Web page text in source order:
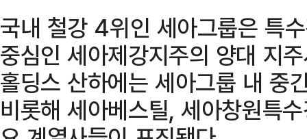
국내 철강 4위인 세아그룹은 특
중심인 세아제강지주의 양대 지
홀딩스 산하에는 세아그룹 내 중
비롯해 세아베스틸, 세아창원특